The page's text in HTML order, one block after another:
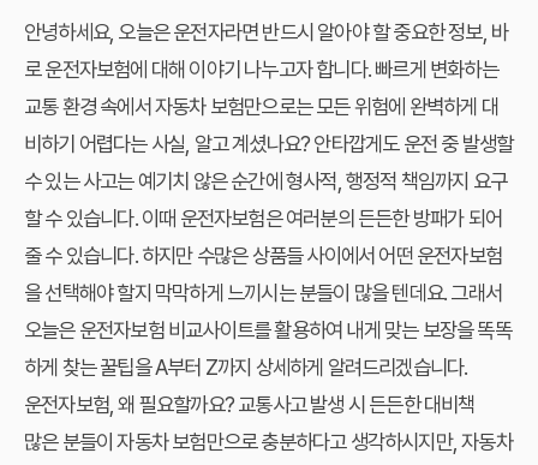
안녕하세요, 오늘은 운전자라면 반드시 알아야 할 중요한 정보, 바
로 운전자보험에 대해 이야기 나누고자 합니다. 빠르게 변화하는
교통 환경 속에서 자동차 보험만으로는 모든 위험에 완벽하게 대
비하기 어렵다는 사실, 알고 계셨나요? 안타깝게도 운전 중 발생할
수 있는 사고는 예기치 않은 순간에 형사적, 행정적 책임까지 요구
할 수 있습니다. 이때 운전자보험은 여러분의 든든한 방패가 되어
줄 수 있습니다. 하지만 수많은 상품들 사이에서 어떤 운전자보험
을 선택해야 할지 막막하게 느끼시는 분들이 많을 텐데요. 그래서
오늘은 운전자보험 비교사이트를 활용하여 내게 맞는 보장을 똑똑
하게 찾는 꿀팁을 A부터 Z까지 상세하게 알려드리겠습니다.
운전자보험, 왜 필요할까요? 교통사고 발생 시 든든한 대비책
많은 분들이 자동차 보험만으로 충분하다고 생각하시지만, 자동차